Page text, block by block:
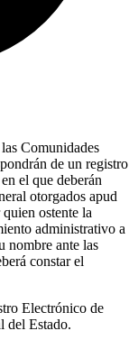
Comunidades
de un registro
el que deberán
otorgados apud
ostente la
administrativo a
nombre ante las
constar el
Electrónico de
del Estado.